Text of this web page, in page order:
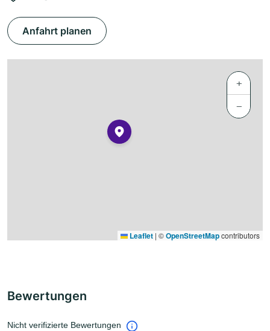
Anfahrt planen
+
−
Leaflet | ©OpenStreetMapcontributors
Bewertungen
Nicht verifizierte Bewertungen